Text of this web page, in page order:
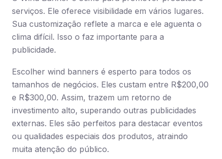
serviços. Ele oferece visibilidade em vários lugares.
Sua customização reflete a marca e ele aguenta o
clima difícil. Isso o faz importante para a
publicidade.
Escolher wind banners é esperto para todos os
tamanhos de negócios. Eles custam entre R$200,00
e R$300,00. Assim, trazem um retorno de
investimento alto, superando outras publicidades
externas. Eles são perfeitos para destacar eventos
ou qualidades especiais dos produtos, atraindo
muita atenção do público.